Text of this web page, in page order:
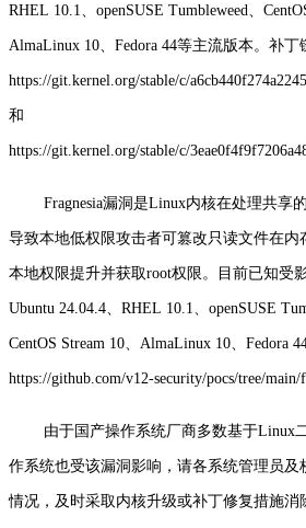
RHEL 10.1、openSUSE Tumbleweed、
AlmaLinux 10、Fedora 44等主流版本。补丁
https://git.kernel.org/stable/c/
和
https://git.kernel.org/stable/c/
Fragnesia漏洞是Linux内核在处理共享
导致本地低权限攻击者可篡改只读文件在内
本地权限提升并获取root权限。目前已知受
Ubuntu 24.04.4、RHEL 10.1、openSUSE
CentOS Stream 10、AlmaLinux 10、Fedora
https://github.com/v12-security/pocs/tree/main/
由于国产操作系统厂商多数基于Linux
作系统也受该漏洞影响，请各系统管理员及
情况，及时采取内核升级或补丁修复措施消